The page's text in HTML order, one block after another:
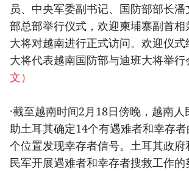
员、中央军委副书记、国防部部长
部总部举行仪式，欢迎柬埔寨副首
大将对越南进行正式访问。欢迎仪
大将代表越南国防部与迪班大将举行
文）
·截至越南时间2月18日傍晚，越南
助土耳其确定14个有遇难者和幸存
个位置发现幸存者信号。土耳其政府
民军开展遇难者和幸存者搜救工作的